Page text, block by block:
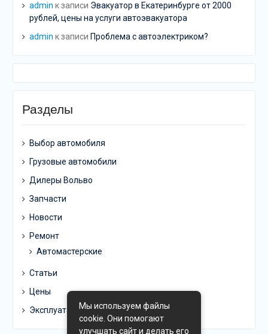
admin к записи Эвакуатор в Екатеринбурге от 2000
рублей, цены на услуги автоэвакуатора
admin к записи Проблема с автоэлектриком?
Разделы
Выбор автомобиля
Грузовые автомобили
Дилеры Вольво
Запчасти
Новости
Ремонт
Автомастерские
Статьи
Цены
ЭксплуатацияМы используем файлы
cookie. Они помогают
улучшать сайт и делать его